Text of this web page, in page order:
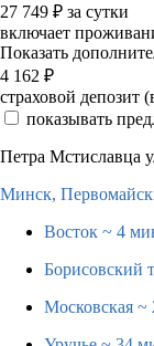
27 749 ₽ за сутки
включает
Показать
4 162 ₽
страховой депозит
показывать
Петра Мстиславца
Минск,
Восток ~ 4
Борисовский
Московская ~